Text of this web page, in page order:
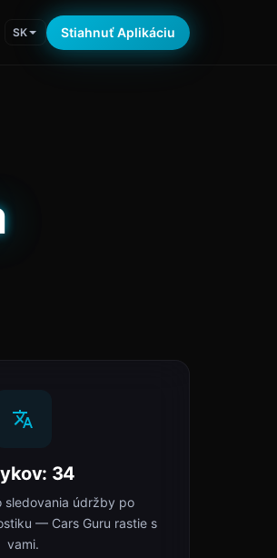
SK Stiahnuť Aplikáciu
34
sledovania údržby po
— Cars Guru rastie s
vami.